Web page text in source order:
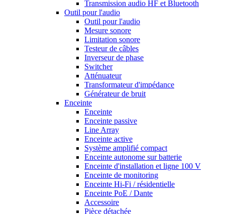
Transmission audio HF et Bluetooth
Outil pour l'audio
Outil pour l'audio
Mesure sonore
Limitation sonore
Testeur de câbles
Inverseur de phase
Switcher
Atténuateur
Transformateur d'impédance
Générateur de bruit
Enceinte
Enceinte
Enceinte passive
Line Array
Enceinte active
Système amplifié compact
Enceinte autonome sur batterie
Enceinte d'installation et ligne 100 V
Enceinte de monitoring
Enceinte Hi-Fi / résidentielle
Enceinte PoE / Dante
Accessoire
Pièce détachée